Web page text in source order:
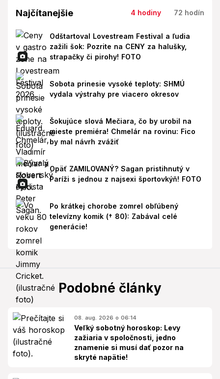
Najčítanejšie 4 hodiny 72 hodín
Odštartoval Lovestream Festival a ľudia
zažili šok: Pozrite na CENY za halušky,
strapačky či pirohy! FOTO
Sobota prinesie vysoké teploty: SHMÚ
vydala výstrahy pre viacero okresov
Šokujúce slová Mečiara, čo by urobil na
mieste premiéra! Chmelár na rovinu: Fico
by mal návrh zvážiť
Opäť ZAMILOVANÝ? Sagan pristihnutý v
Paríži s jednou z najsexi športovkýň! FOTO
Po krátkej chorobe zomrel obľúbený
televízny komik († 80): Zabával celé
generácie!
Podobné články
08. aug. 2026 o 06:14
Veľký sobotný horoskop: Levy
zažiaria v spoločnosti, jedno
znamenie si musí dať pozor na
skryté napätie!